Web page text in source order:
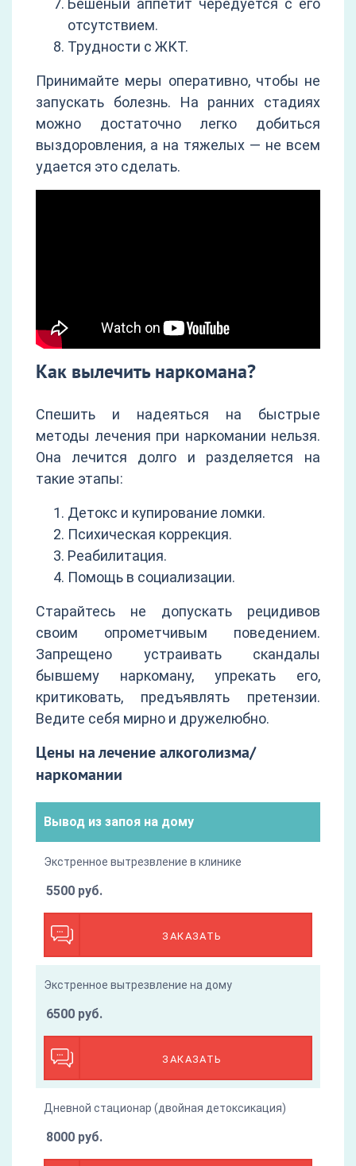
Бешеный аппетит чередуется с его
отсутствием.
Трудности с ЖКТ.
Принимайте меры оперативно, чтобы не
запускать болезнь. На ранних стадиях
можно достаточно легко добиться
выздоровления, а на тяжелых — не всем
удается это сделать.
Как вылечить наркомана?
Спешить и надеяться на быстрые
методы лечения при наркомании нельзя.
Она лечится долго и разделяется на
такие этапы:
Детокс и купирование ломки.
Психическая коррекция.
Реабилитация.
Помощь в социализации.
Старайтесь не допускать рецидивов
своим опрометчивым поведением.
Запрещено устраивать скандалы
бывшему наркоману, упрекать его,
критиковать, предъявлять претензии.
Ведите себя мирно и дружелюбно.
Цены на лечение алкоголизма/
наркомании
Вывод из запоя на дому
Экстренное вытрезвление в клинике
ЗАКАЗАТЬ
5500 руб.
Экстренное вытрезвление на дому
ЗАКАЗАТЬ
6500 руб.
Дневной стационар (двойная детоксикация)
8000 руб.